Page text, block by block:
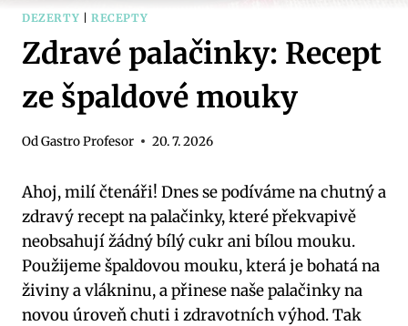
DEZERTY RECEPTY
Zdravé palačinky: Recept
ze špaldové mouky
OdGastro Profesor 20. 7. 2026
Ahoj, milí čtenáři! Dnes se podíváme na chutný a
zdravý recept na palačinky, které překvapivě
neobsahují žádný bílý cukr ani bílou mouku.
Použijeme špaldovou mouku, která je bohatá na
živiny a vlákninu, a přinese naše palačinky na
novou úroveň chuti i zdravotních výhod. Tak